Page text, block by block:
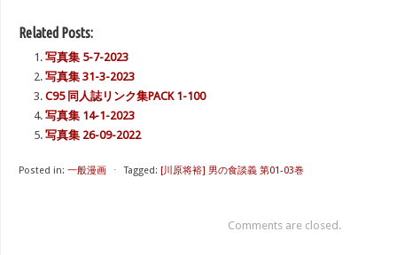
Related Posts:
写真集 5-7-2023
写真集 31-3-2023
C95 同人誌リンク集PACK 1-100
写真集 14-1-2023
写真集 26-09-2022
Posted in: 一般漫画 ⋅ Tagged: [川原将裕] 男の食談義 第01-03巻
Comments are closed.